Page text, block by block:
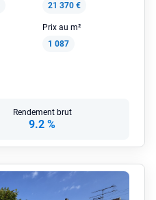
21 370 €
Prix au m²
1 087
Rendement brut
9.2 %